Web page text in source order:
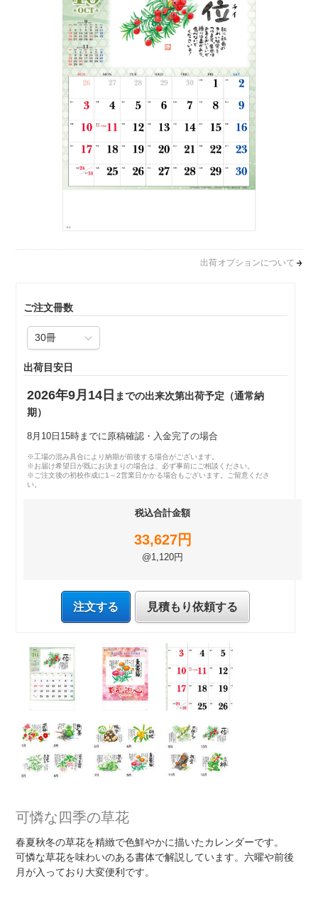
出荷オプションについて
ご注文冊数
出荷目安日
2026年9月14日 までの出来次第出荷予定（通常納
期）
8月10日15時までに原稿確認・入金完了の場合
※工場の混み具合により納期が前後する場合がございます。
※お届け希望日が既にお決まりの場合は、必ず事前にご相談ください。
※ご注文後の初校作成に1～2営業日かかる場合もございます。ご留意くださ
い。
税込合計金額
33,627円
@1,120円
注文する 見積もり依頼する
可憐な四季の草花
春夏秋冬の草花を精緻で色鮮やかに描いたカレンダーです。
可憐な草花を味わいのある書体で解説しています。六曜や前後
月が入っており大変便利です。